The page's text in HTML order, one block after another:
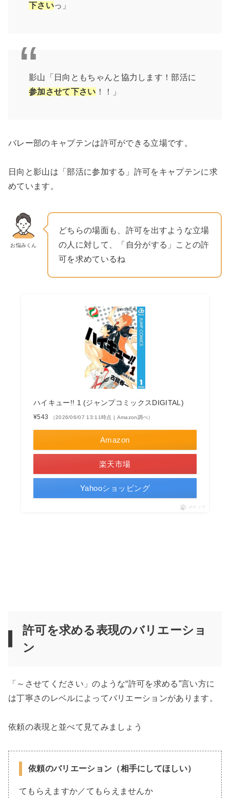
下さいっ」
影山「日向ともちゃんと協力します！部活に
参加 させて下さい ！！」
バレー部のキャプテンは許可ができる立場です。
日向と影山は「部活に参加する」許可をキャプテンに求
めています。
お悩みくん
どちらの場面も、許可を出すような立場
の人に対して、「自分がする」ことの許
可を求めているね
ハイキュー!! 1 (ジャンプコミックスDIGITAL)
¥543 （2026/06/07 13:11時点 | Amazon調べ）
Amazon
楽天市場
Yahooショッピング
ポチップ
許可を求める表現のバリエーショ
ン
「～させてください」のような“許可を求める”言い方に
は丁寧さのレベルによってバリエーションがあります。
依頼の表現と並べて見てみましょう
依頼のバリエーション （相手にしてほしい）
てもらえますか／てもらえませんか